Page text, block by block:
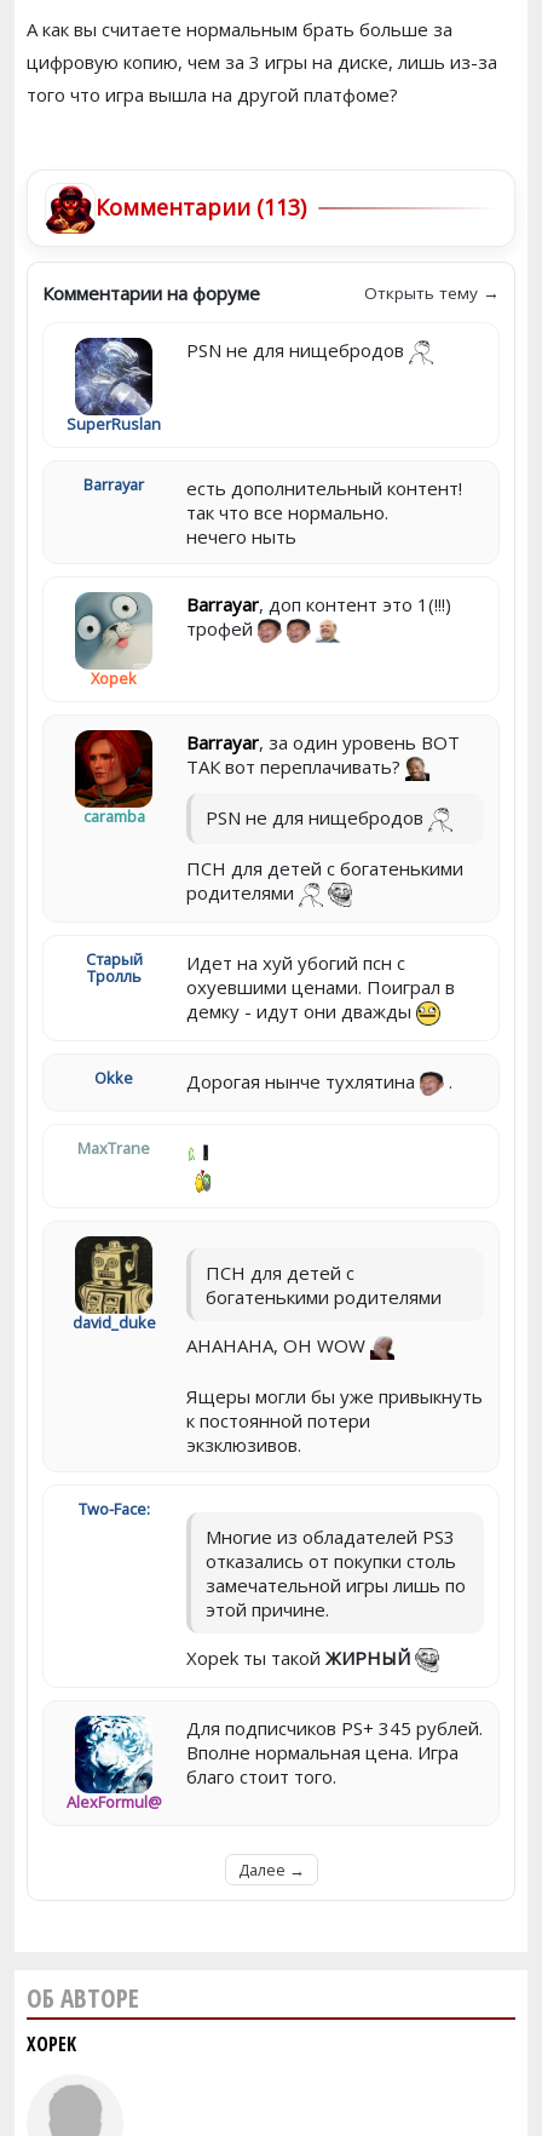
А как вы считаете нормальным брать больше за
цифровую копию, чем за 3 игры на диске, лишь из-за
того что игра вышла на другой платфоме?
Комментарии (113)
Комментарии на форуме Открыть тему →
SuperRuslan
PSN не для нищебродов
Barrayar
есть дополнительный контент!
так что все нормально.
нечего ныть
Xopek
Barrayar, доп контент это 1(!!!)
трофей
caramba
Barrayar, за один уровень ВОТ
ТАК вот переплачивать?
PSN не для нищебродов
ПСН для детей с богатенькими
родителями
Старый
Тролль
Идет на хуй убогий псн с
охуевшими ценами. Поиграл в
демку - идут они дважды
Okke Дорогая нынче тухлятина .
MaxTrane
david_duke
ПСН для детей с
богатенькими родителями
AHAHAHA, OH WOW
Ящеры могли бы уже привыкнуть
к постоянной потери
экзклюзивов.
Two-Face:
Многие из обладателей PS3
отказались от покупки столь
замечательной игры лишь по
этой причине.
Xopek ты такой ЖИРНЫЙ
AlexFormul@
Для подписчиков PS+ 345 рублей.
Вполне нормальная цена. Игра
благо стоит того.
Далее →
ОБ АВТОРЕ
XOPEK